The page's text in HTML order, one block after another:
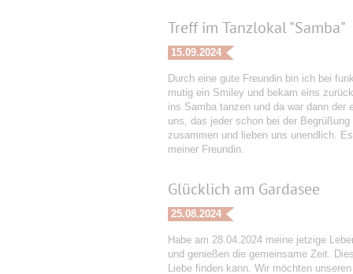
Treff im Tanzlokal "Samba"
15.09.2024
Durch eine gute Freundin bin ich bei
mutig ein Smiley und bekam eins
ins Samba tanzen und da war dann
uns, das jeder schon bei der
zusammen und lieben uns unendlich.
meiner Freundin.
Glücklich am Gardasee
25.08.2024
Habe am 28.04.2024 meine jetzige
und genießen die gemeinsame Zeit.
Liebe finden kann. Wir möchten